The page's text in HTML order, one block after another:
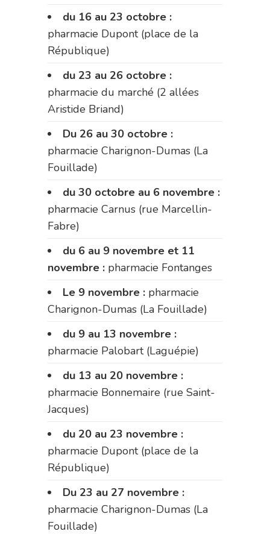
du 16 au 23 octobre :
pharmacie Dupont (place de la
République)
du 23 au 26 octobre :
pharmacie du marché (2 allées
Aristide Briand)
Du 26 au 30 octobre :
pharmacie Charignon-Dumas (La
Fouillade)
du 30 octobre au 6 novembre :
pharmacie Carnus (rue Marcellin-
Fabre)
du 6 au 9 novembre et 11
novembre : pharmacie Fontanges
Le 9 novembre : pharmacie
Charignon-Dumas (La Fouillade)
du 9 au 13 novembre :
pharmacie Palobart (Laguépie)
du 13 au 20 novembre :
pharmacie Bonnemaire (rue Saint-
Jacques)
du 20 au 23 novembre :
pharmacie Dupont (place de la
République)
Du 23 au 27 novembre :
pharmacie Charignon-Dumas (La
Fouillade)